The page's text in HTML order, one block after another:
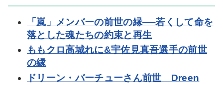
「嵐」メンバーの前世の縁──若くして命を
落とした魂たちの約束と再生
ももクロ高城れに&宇佐見真吾選手の前世
の縁
ドリーン・バーチューさん前世 Dreen